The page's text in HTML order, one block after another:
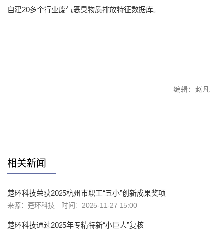
自建20多个行业废气恶臭物质排放特征数据库。
编辑：赵凡
相关新闻
楚环科技荣获2025杭州市职工“五小”创新成果奖项
来源：楚环科技 时间：2025-11-27 15:00
楚环科技通过2025年专精特新“小巨人”复核